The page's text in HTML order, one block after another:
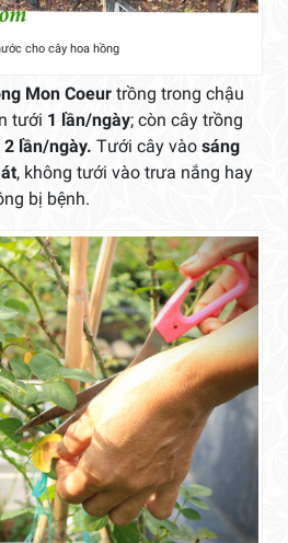
cho cây hoa hồng
Mon Coeur trồng trong chậu
tưới 1 lần/ngày; còn cây trồng
2 lần/ngày. Tưới cây vào sáng
, không tưới vào trưa nắng hay
bị bệnh.